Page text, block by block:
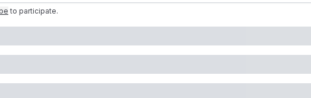
to participate.